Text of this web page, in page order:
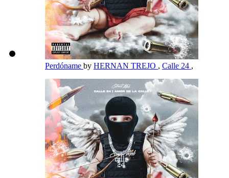
Perdóname by HERNAN TREJO , Calle 24 ,